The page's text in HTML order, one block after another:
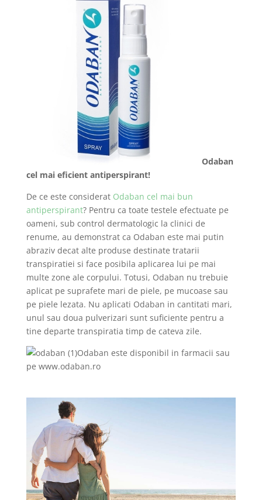
Odaban
cel mai eficient antiperspirant!
De ce este considerat Odaban cel mai bun
antiperspirant? Pentru ca toate testele efectuate pe
oameni, sub control dermatologic la clinici de
renume, au demonstrat ca Odaban este mai putin
abraziv decat alte produse destinate tratarii
transpiratiei si face posibila aplicarea lui pe mai
multe zone ale corpului. Totusi, Odaban nu trebuie
aplicat pe suprafete mari de piele, pe mucoase sau
pe piele lezata. Nu aplicati Odaban in cantitati mari,
unul sau doua pulverizari sunt suficiente pentru a
tine departe transpiratia timp de cateva zile.
Odaban este disponibil in farmacii sau
pe www.odaban.ro